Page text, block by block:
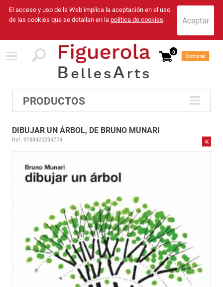
El acceso y uso de la Web implica la aceptación en el uso
de las cookies que se detallan en la politica de cookies.
0
Comprar
PRODUCTOS
DIBUJAR UN ÁRBOL, DE BRUNO MUNARI
Ref. 9788425234774